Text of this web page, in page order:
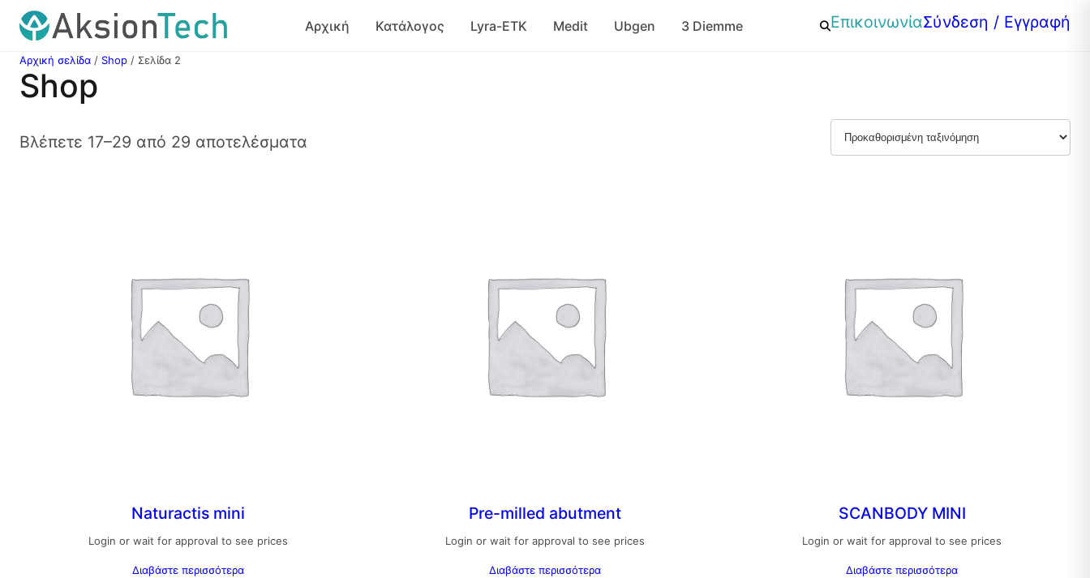
Μετάβαση
στο
περιεχόμενο
Αρχική Κατάλογος Lyra-ETK Medit Ubgen 3 Diemme ΕπικοινωνίαΣύνδεση / Εγγραφή
Αρχική σελίδα / Shop / Σελίδα 2
Shop
Βλέπετε 17–29 από 29 αποτελέσματα
Naturactis mini
Login or wait for approval to see prices
Διαβάστε περισσότερα
Pre-milled abutment
Login or wait for approval to see prices
Διαβάστε περισσότερα
SCANBODY MINI
Login or wait for approval to see prices
Διαβάστε περισσότερα